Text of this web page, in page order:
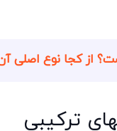
از کجا نوع اصلی آن